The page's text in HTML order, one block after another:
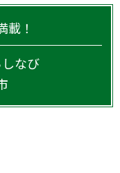
載！
なび